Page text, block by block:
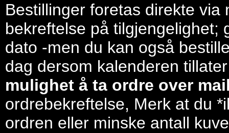
Bestillinger foretas direkte
bekreftelse på tilgjengelighet;
dato -men du kan også
dag dersom kalenderen
mulighet å ta ordre over
ordrebekreftelse, Merk at du
ordren eller minske antall